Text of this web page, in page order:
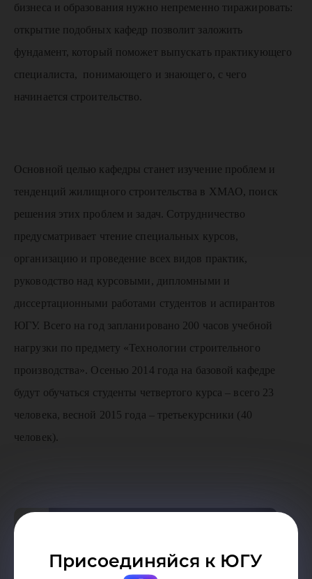
Присоединяйся к ЮГУ
бизнеса и образования нужно непременно тиражировать:
открытие подобных кафедр позволит заложить
фундамент, который поможет выпускать практикующего
специалиста, понимающего и знающего, с чего
начинается строительство.
Основной целью кафедры станет изучение проблем и
тенденций жилищного строительства в ХМАО, поиск
решения этих проблем и задач. Сотрудничество
предусматривает чтение специальных курсов,
организацию и проведение всех видов практик,
руководство над курсовыми, дипломными и
диссертационными работами студентов и аспирантов
ЮГУ. Всего на год запланировано 200 часов учебной
нагрузки по предмету «Технологии строительного
производства». Осенью 2014 года на базовой кафедре
будут обучаться студенты четвертого курса – всего 23
человека, весной 2015 года – третьекурсники (40
человек).